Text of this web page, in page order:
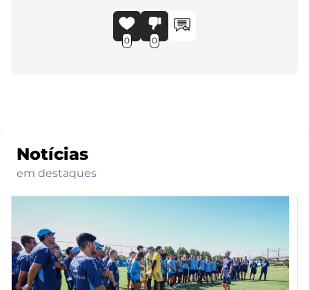
0 0
Notícias
em destaques